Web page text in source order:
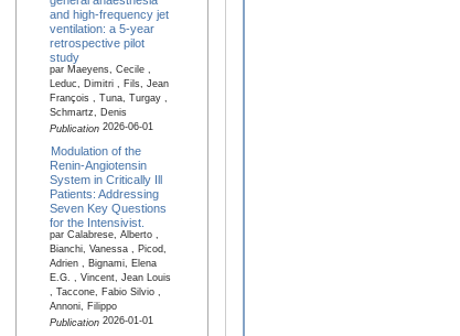
and high-frequency jet
ventilation: a 5-year
retrospective pilot
study
par Maeyens, Cecile ,
Leduc, Dimitri , Fils, Jean
François , Tuna, Turgay ,
Schmartz, Denis
Publication2026-06-01
Modulation of the
Renin-Angiotensin
System in Critically Ill
Patients: Addressing
Seven Key Questions
for the Intensivist.
par Calabrese, Alberto ,
Bianchi, Vanessa , Picod,
Adrien , Bignami, Elena
E.G. , Vincent, Jean Louis
, Taccone, Fabio Silvio ,
Annoni, Filippo
Publication2026-01-01